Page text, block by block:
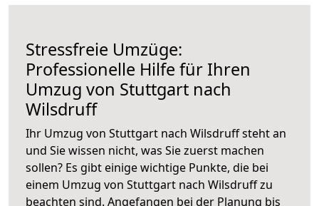
Stressfreie Umzüge:
Professionelle Hilfe für Ihren
Umzug von Stuttgart nach
Wilsdruff
Ihr Umzug von Stuttgart nach Wilsdruff steht an
und Sie wissen nicht, was Sie zuerst machen
sollen? Es gibt einige wichtige Punkte, die bei
einem Umzug von Stuttgart nach Wilsdruff zu
beachten sind. Angefangen bei der Planung bis